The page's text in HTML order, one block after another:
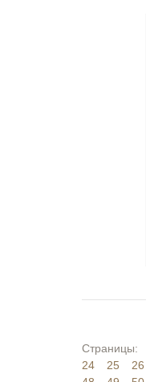
Страницы:
24
25 26